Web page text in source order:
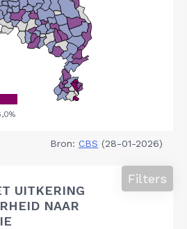
Bron: CBS (28-01-2026)
UITKERING
NAAR
Filters